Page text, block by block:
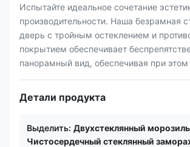
Испытайте идеальное сочетание
производительности. Наша безрамная
дверь с тройным остеклением и
покрытием обеспечивает
панорамный вид, обеспечивая при этом
Детали продукта
Выделить: Двухстеклянный
Чистосердечный стеклянный